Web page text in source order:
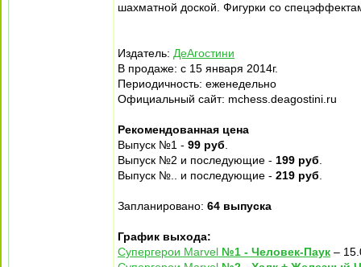
шахматной доской. Фигурки со
Издатель: ДеАгостини
В продаже: с 15 января 2014г.
Периодичность: еженедельно
Официальный сайт: mchess.deagostini.ru
Рекомендованная цена
Выпуск №1 - 99 руб
Выпуск №2 и последующие - 199 руб
Выпуск №.. и последующие - 219 руб
Запланировано: 64 выпуска
График выхода:
Супергерои Marvel №1 - Человек-Паук –